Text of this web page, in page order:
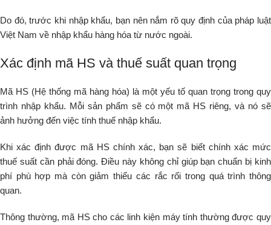
Do đó, trước khi nhập khẩu, bạn nên nắm rõ quy định của pháp luật
Việt Nam về nhập khẩu hàng hóa từ nước ngoài.
Xác định mã HS và thuế suất quan trọng
Mã HS (Hệ thống mã hàng hóa) là một yếu tố quan trọng trong quy
trình nhập khẩu. Mỗi sản phẩm sẽ có một mã HS riêng, và nó sẽ
ảnh hưởng đến việc tính thuế nhập khẩu.
Khi xác định được mã HS chính xác, bạn sẽ biết chính xác mức
thuế suất cần phải đóng. Điều này không chỉ giúp bạn chuẩn bị kinh
phí phù hợp mà còn giảm thiểu các rắc rối trong quá trình thông
quan.
Thông thường, mã HS cho các linh kiện máy tính thường được quy